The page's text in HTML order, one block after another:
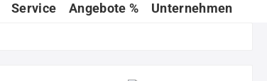
Service Angebote % Unternehmen